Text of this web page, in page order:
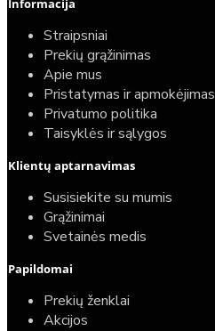
Informacija
Straipsniai
Prekių grąžinimas
Apie mus
Pristatymas ir apmokėjimas
Privatumo politika
Taisyklės ir sąlygos
Klientų aptarnavimas
Susisiekite su mumis
Grąžinimai
Svetainės medis
Papildomai
Prekių ženklai
Akcijos